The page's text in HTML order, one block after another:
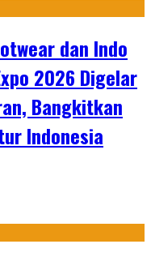
dan Indo
2026 Digelar
Bangkitkan
Indonesia